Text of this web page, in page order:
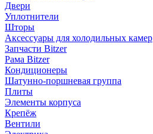
Двери
Уплотнители
Шторы
Аксессуары для холодильных камер
Запчасти Bitzer
Рама Bitzer
Кондиционеры
Шатунно-поршневая группа
Плиты
Элементы корпуса
Крепёж
Вентили